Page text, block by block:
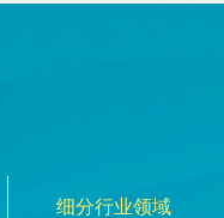
细分行业领域